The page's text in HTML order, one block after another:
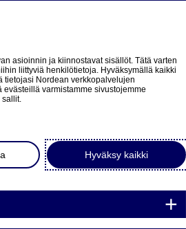
Uutiset & analyysit
asioinnin ja kiinnostavat sisällöt. Tätä varten
liittyviä henkilötietoja. Hyväksymällä kaikki
tietojasi Nordean verkkopalvelujen
varmistamme sivustojemme
sallit.
Hyväksy kaikki